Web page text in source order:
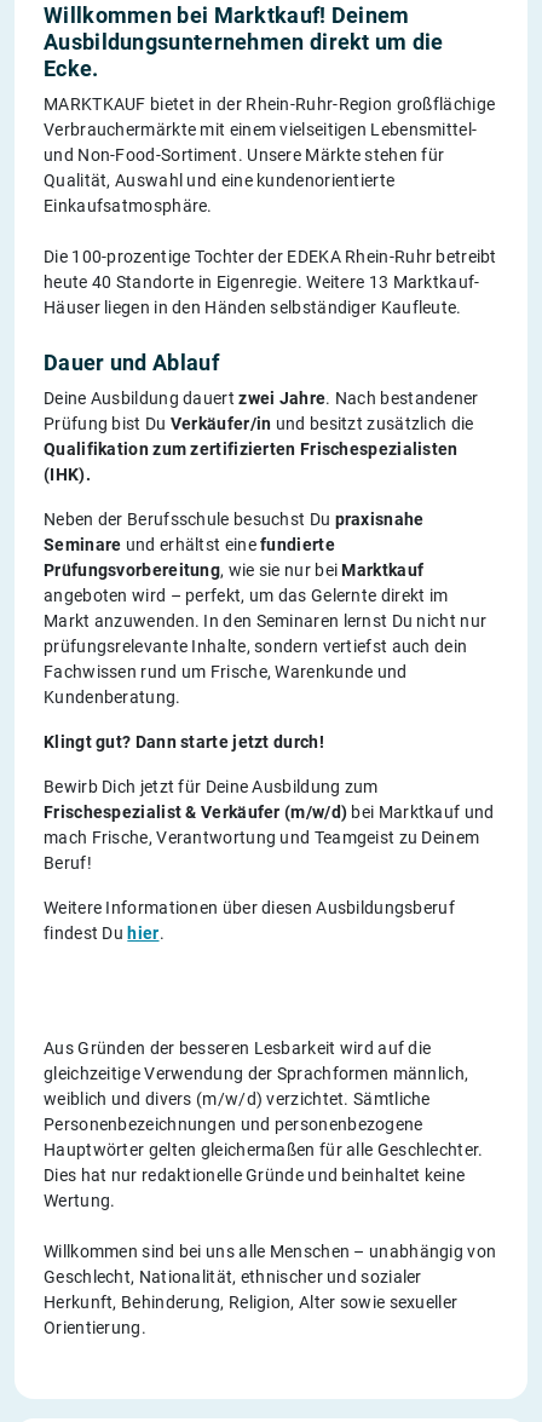
Willkommen bei Marktkauf! Deinem
Ausbildungsunternehmen direkt um die
Ecke.
MARKTKAUF bietet in der Rhein-Ruhr-Region großflächige
Verbrauchermärkte mit einem vielseitigen Lebensmittel-
und Non-Food-Sortiment. Unsere Märkte stehen für
Qualität, Auswahl und eine kundenorientierte
Einkaufsatmosphäre.​
Die 100-prozentige Tochter der EDEKA Rhein-Ruhr betreibt
heute 40 Standorte in Eigenregie. Weitere 13 Marktkauf-
Häuser liegen in den Händen selbständiger Kaufleute.
Dauer und Ablauf
Deine Ausbildung dauertzwei Jahre. Nach bestandener
Prüfung bist Du Verkäufer/in und besitzt zusätzlich die
Qualifikation zum zertifizierten Frischespezialisten
(IHK).
Neben der Berufsschule besuchst Du praxisnahe
Seminare und erhältst einefundierte
Prüfungsvorbereitung, wie sie nur beiMarktkauf
angeboten wird – perfekt, um das Gelernte direkt im
Markt anzuwenden. In den Seminaren lernst Du nicht nur
prüfungsrelevante Inhalte, sondern vertiefst auch dein
Fachwissen rund um Frische, Warenkunde und
Kundenberatung.
Klingt gut? Dann starte jetzt durch!
Bewirb Dich jetzt für Deine Ausbildung zum
Frischespezialist & Verkäufer (m/w/d) bei Marktkauf und
mach Frische, Verantwortung und Teamgeist zu Deinem
Beruf!
Weitere Informationen über diesen Ausbildungsberuf
findest Du hier.
Aus Gründen der besseren Lesbarkeit wird auf die
gleichzeitige Verwendung der Sprachformen männlich,
weiblich und divers (m/w/d) verzichtet. Sämtliche
Personenbezeichnungen und personenbezogene
Hauptwörter gelten gleichermaßen für alle Geschlechter.
Dies hat nur redaktionelle Gründe und beinhaltet keine
Wertung.
Willkommen sind bei uns alle Menschen – unabhängig von
Geschlecht, Nationalität, ethnischer und sozialer
Herkunft, Behinderung, Religion, Alter sowie sexueller
Orientierung.